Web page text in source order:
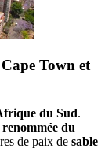
Town et
du Sud.
du
de paix de sable